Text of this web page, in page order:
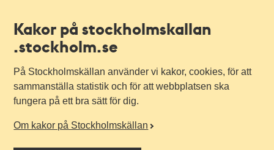
Kakor på stockholmskallan
.stockholm.se
På Stockholmskällan använder vi kakor, cookies, för att
sammanställa statistik och för att webbplatsen ska
fungera på ett bra sätt för dig.
Om kakor på Stockholmskällan